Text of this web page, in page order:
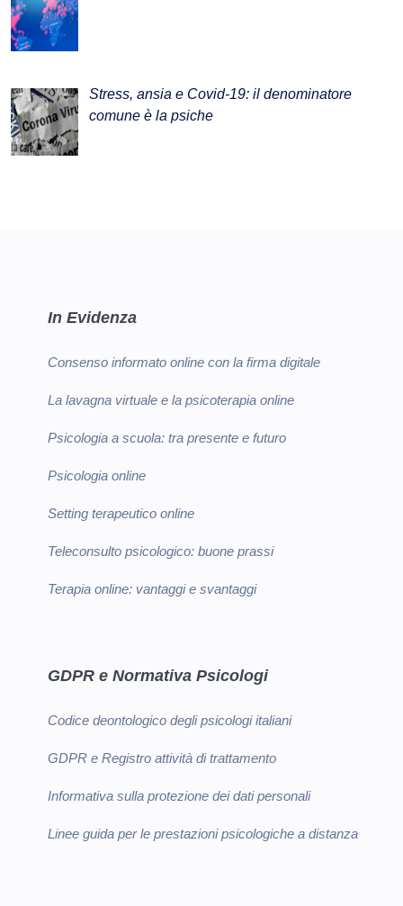
Stress, ansia e Covid-19: il denominatore
comune è la psiche
In Evidenza
Consenso informato online con la firma digitale
La lavagna virtuale e la psicoterapia online
Psicologia a scuola: tra presente e futuro
Psicologia online
Setting terapeutico online
Teleconsulto psicologico: buone prassi
Terapia online: vantaggi e svantaggi
GDPR e Normativa Psicologi
Codice deontologico degli psicologi italiani
GDPR e Registro attività di trattamento
Informativa sulla protezione dei dati personali
Linee guida per le prestazioni psicologiche a distanza